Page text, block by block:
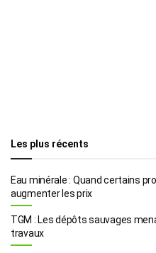
Les plus récents
Eau minérale : Quand certains
augmenter les prix
TGM : Les dépôts sauvages
travaux